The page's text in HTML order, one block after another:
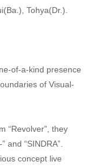
Tohya(Dr.).
of-a-kind presence
of Visual-
“Revolver”, they
and “SINDRA”.
concept live